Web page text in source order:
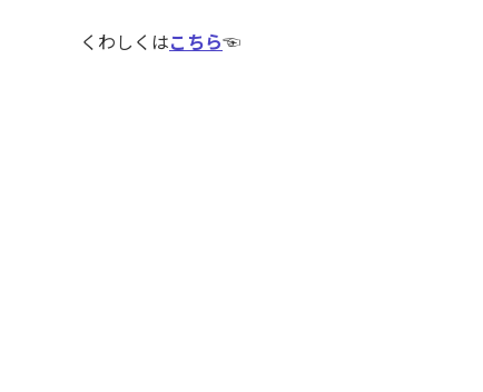
くわしくはこちら☜